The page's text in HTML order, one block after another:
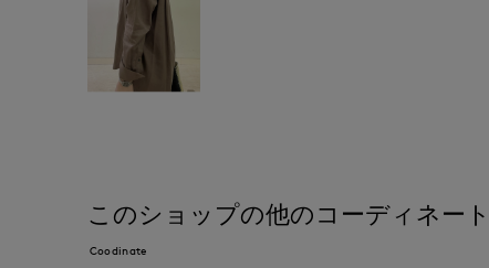
このショップの他のコーディネート
Coodinate